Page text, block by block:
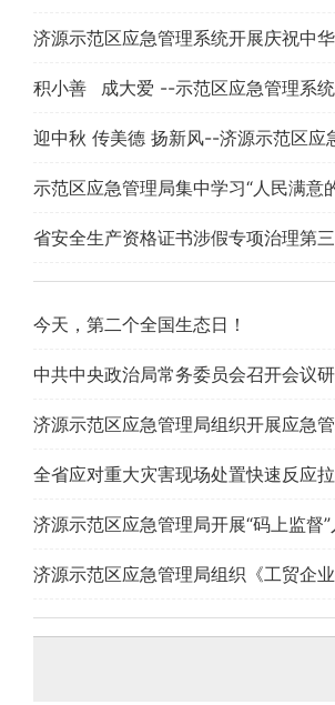
济源示范区应急管理系统开展庆祝中
积小善 成大爱 --示范区应急管理系
迎中秋 传美德 扬新风--济源示范区应
示范区应急管理局集中学习“人民满意
省安全生产资格证书涉假专项治理第
今天，第二个全国生态日！
中共中央政治局常务委员会召开会议
济源示范区应急管理局组织开展应急
全省应对重大灾害现场处置快速反应
济源示范区应急管理局开展“码上监督
济源示范区应急管理局组织《工贸企